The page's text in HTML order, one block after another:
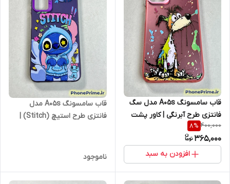
قاب سامسونگ A05s مدل سگ
فانتزی طرح آبرنگی | کاور پشت
COOL (نقد و اقساط)
400,000
8%
365,000
افزودن به سبد
قاب سامسونگ A05s مدل
فانتزی طرح استیچ (Stitch) |
اقساط)
ناموجود